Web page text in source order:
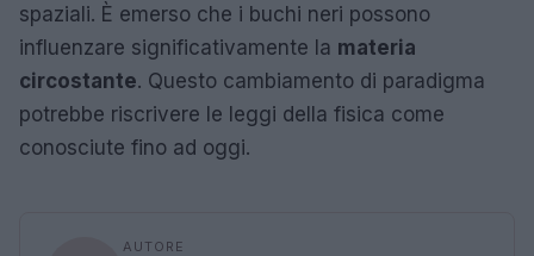
spaziali. È emerso che i buchi neri possono
influenzare significativamente la materia
circostante. Questo cambiamento di paradigma
potrebbe riscrivere le leggi della fisica come
conosciute fino ad oggi.
AUTORE